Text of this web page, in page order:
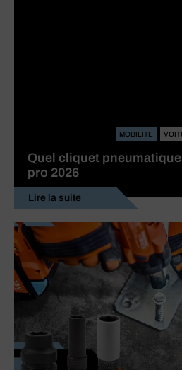
MOBILITE
Quel cliquet
pro 2026
Lire la suite